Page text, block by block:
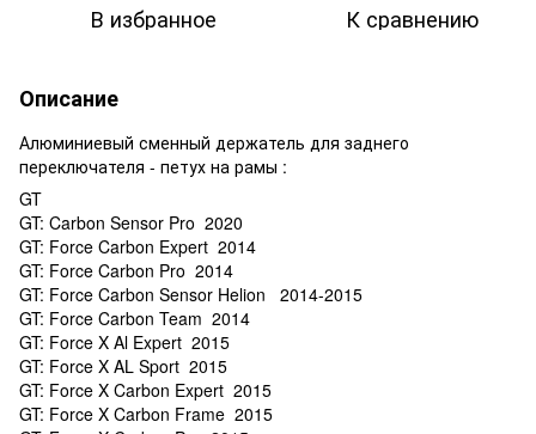
В избранное К сравнению
Описание
Алюминиевый сменный держатель для заднего
переключателя - петух на рамы :
GT
GT: Carbon Sensor Pro 2020
GT: Force Carbon Expert 2014
GT: Force Carbon Pro 2014
GT: Force Carbon Sensor Helion 2014-2015
GT: Force Carbon Team 2014
GT: Force X Al Expert 2015
GT: Force X AL Sport 2015
GT: Force X Carbon Expert 2015
GT: Force X Carbon Frame 2015